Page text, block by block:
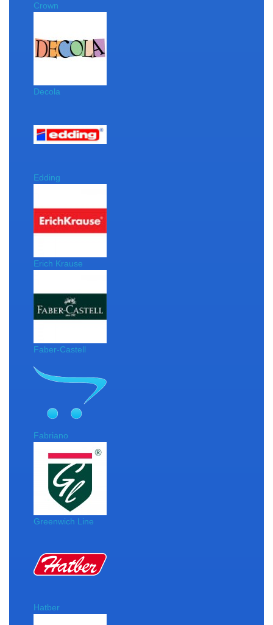
Crown
Decola
Edding
Erich Krause
Faber-Castell
Fabriano
Greenwich Line
Hatber